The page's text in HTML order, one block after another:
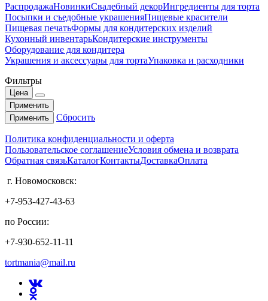
РаспродажаНовинкиСвадебный декорИнгредиенты для торта
Посыпки и съедобные украшенияПищевые красители
Пищевая печатьФормы для кондитерских изделий
Кухонный инвентарьКондитерские инструменты
Оборудование для кондитера
Украшения и аксессуары для тортаУпаковка и расходники
Фильтры
Цена
Применить
Применить
Сбросить
Политика конфиденциальности и оферта
Пользовательское соглашениеУсловия обмена и возврата
Обратная связьКаталогКонтактыДоставкаОплата
г. Новомосковск:
+7-953-427-43-63
по России:
+7-930-652-11-11
tortmania@mail.ru